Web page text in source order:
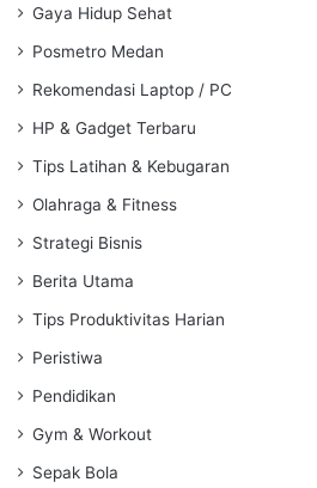
Gaya Hidup Sehat
Posmetro Medan
Rekomendasi Laptop / PC
HP & Gadget Terbaru
Tips Latihan & Kebugaran
Olahraga & Fitness
Strategi Bisnis
Berita Utama
Tips Produktivitas Harian
Peristiwa
Pendidikan
Gym & Workout
Sepak Bola